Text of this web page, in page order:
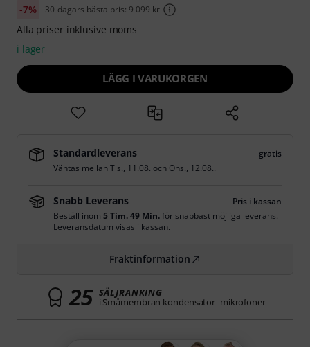
-7% 30-dagars bästa pris: 9 099 kr
Alla priser inklusive moms
i lager
LÄGG I VARUKORGEN
Standardleverans
gratis
Väntas mellanTis., 11.08. och Ons., 12.08..
Snabb Leverans
Pris i kassan
Beställ inom 5 Tim. 49 Min.för snabbast möjliga leverans.
Leveransdatum visas i kassan.
Fraktinformation
25 SÄLJRANKING
i Småmembran kondensator- mikrofoner